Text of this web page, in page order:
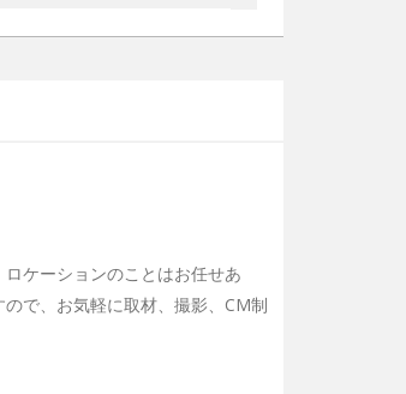
ケーションのことはお任せあ
で、お気軽に取材、撮影、CM制